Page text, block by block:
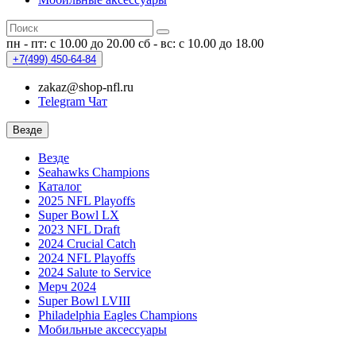
пн - пт: с 10.00 до 20.00 сб - вс: с 10.00 до 18.00
+7(499) 450-64-84
zakaz@shop-nfl.ru
Telegram Чат
Везде
Везде
Seahawks Champions
Каталог
2025 NFL Playoffs
Super Bowl LX
2023 NFL Draft
2024 Crucial Catch
2024 NFL Playoffs
2024 Salute to Service
Мерч 2024
Super Bowl LVIII
Philadelphia Eagles Champions
Мобильные аксессуары